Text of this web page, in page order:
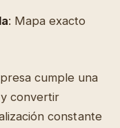
: Mapa exacto
cumple una
convertir
constante